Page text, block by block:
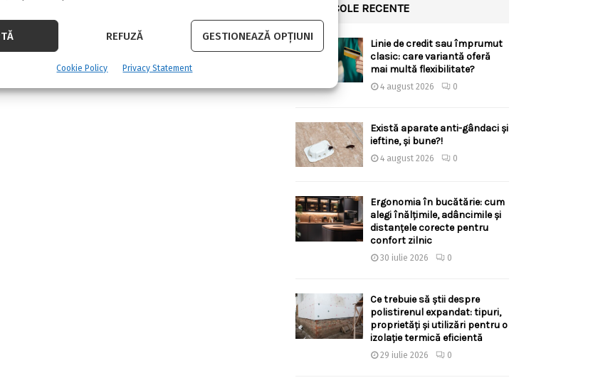
REFUZĂ GESTIONEAZĂ OPȚIUNI
Cookie Policy Privacy Statement
ARTICOLE RECENTE
Linie de credit sau împrumut
clasic: care variantă oferă
mai multă flexibilitate?
4 august 2026 0
Există aparate anti-gândaci și
ieftine, și bune?!
4 august 2026 0
Ergonomia în bucătărie: cum
alegi înălțimile, adâncimile și
distanțele corecte pentru
confort zilnic
30 iulie 2026 0
Ce trebuie să știi despre
polistirenul expandat: tipuri,
proprietăți și utilizări pentru o
izolație termică eficientă
29 iulie 2026 0